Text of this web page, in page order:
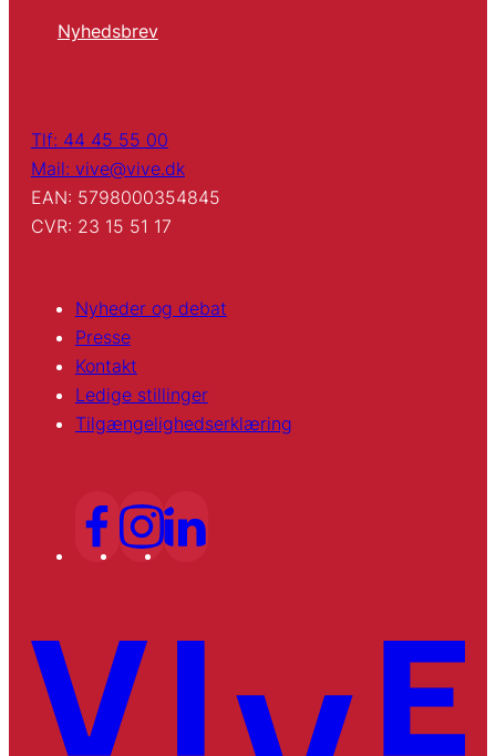
Nyhedsbrev
Tlf: 44 45 55 00
Mail: vive@vive.dk
EAN: 5798000354845
CVR: 23 15 51 17
Nyheder og debat
Presse
Kontakt
Ledige stillinger
Tilgængelighedserklæring